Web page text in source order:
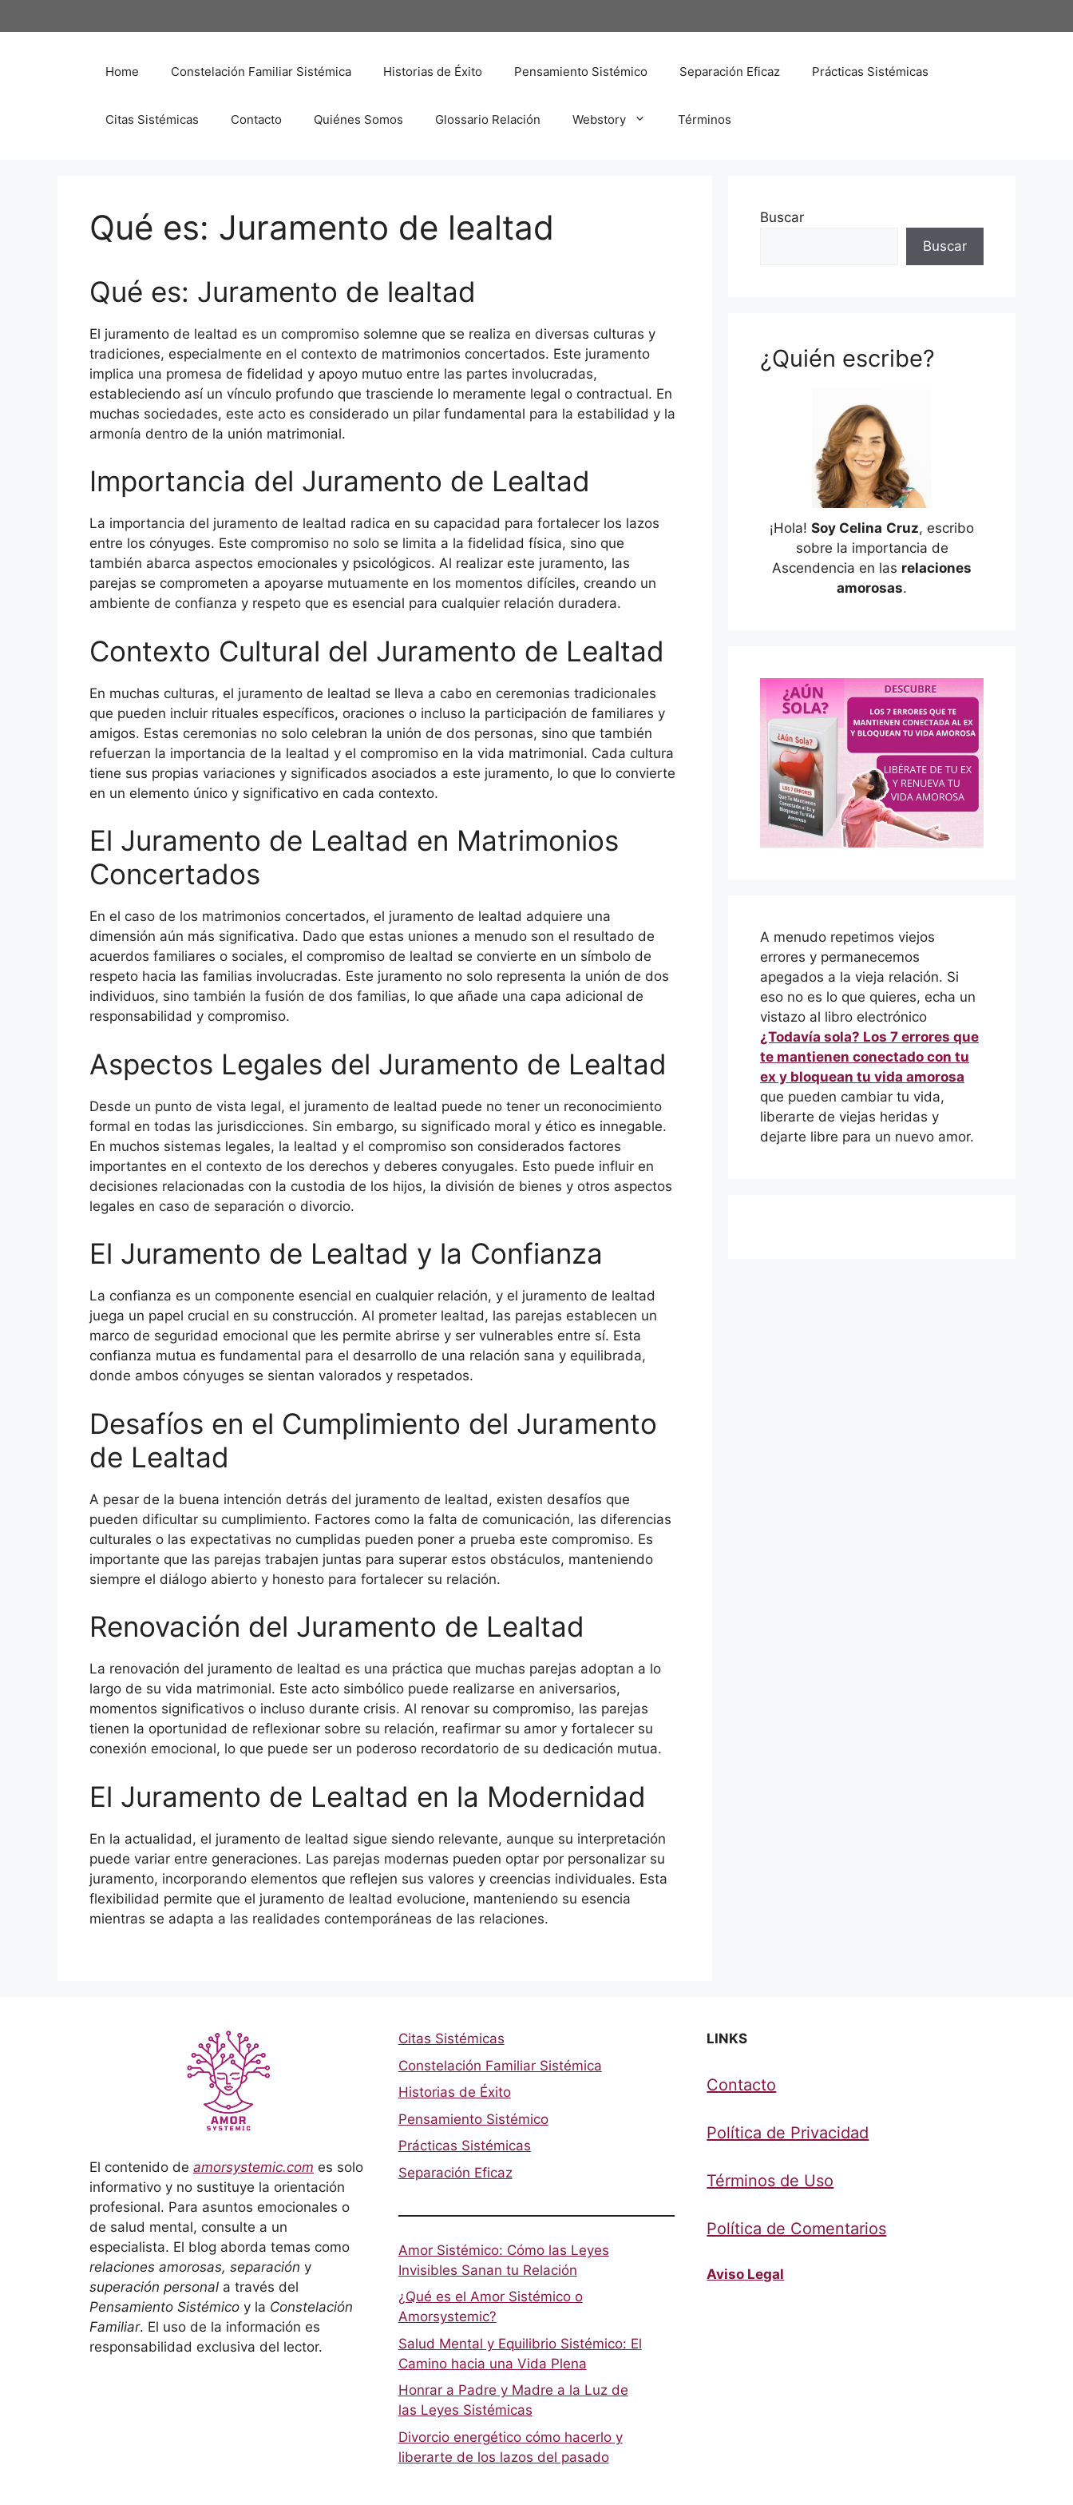
al
Home Constelación Familiar Sistémica Historias de Éxito Pensamiento Sistémico Separación Eficaz Prácticas Sistémicas
Citas Sistémicas Contacto Quiénes Somos Glossario Relación Webstory Términos
Qué es: Juramento de lealtad
Qué es: Juramento de lealtad
El juramento de lealtad es un compromiso solemne que se realiza en diversas culturas y
tradiciones, especialmente en el contexto de matrimonios concertados. Este juramento
implica una promesa de fidelidad y apoyo mutuo entre las partes involucradas,
estableciendo así un vínculo profundo que trasciende lo meramente legal o contractual. En
muchas sociedades, este acto es considerado un pilar fundamental para la estabilidad y la
armonía dentro de la unión matrimonial.
Importancia del Juramento de Lealtad
La importancia del juramento de lealtad radica en su capacidad para fortalecer los lazos
entre los cónyuges. Este compromiso no solo se limita a la fidelidad física, sino que
también abarca aspectos emocionales y psicológicos. Al realizar este juramento, las
parejas se comprometen a apoyarse mutuamente en los momentos difíciles, creando un
ambiente de confianza y respeto que es esencial para cualquier relación duradera.
Contexto Cultural del Juramento de Lealtad
En muchas culturas, el juramento de lealtad se lleva a cabo en ceremonias tradicionales
que pueden incluir rituales específicos, oraciones o incluso la participación de familiares y
amigos. Estas ceremonias no solo celebran la unión de dos personas, sino que también
refuerzan la importancia de la lealtad y el compromiso en la vida matrimonial. Cada cultura
tiene sus propias variaciones y significados asociados a este juramento, lo que lo convierte
en un elemento único y significativo en cada contexto.
El Juramento de Lealtad en Matrimonios
Concertados
En el caso de los matrimonios concertados, el juramento de lealtad adquiere una
dimensión aún más significativa. Dado que estas uniones a menudo son el resultado de
acuerdos familiares o sociales, el compromiso de lealtad se convierte en un símbolo de
respeto hacia las familias involucradas. Este juramento no solo representa la unión de dos
individuos, sino también la fusión de dos familias, lo que añade una capa adicional de
responsabilidad y compromiso.
Aspectos Legales del Juramento de Lealtad
Desde un punto de vista legal, el juramento de lealtad puede no tener un reconocimiento
formal en todas las jurisdicciones. Sin embargo, su significado moral y ético es innegable.
En muchos sistemas legales, la lealtad y el compromiso son considerados factores
importantes en el contexto de los derechos y deberes conyugales. Esto puede influir en
decisiones relacionadas con la custodia de los hijos, la división de bienes y otros aspectos
legales en caso de separación o divorcio.
El Juramento de Lealtad y la Confianza
La confianza es un componente esencial en cualquier relación, y el juramento de lealtad
juega un papel crucial en su construcción. Al prometer lealtad, las parejas establecen un
marco de seguridad emocional que les permite abrirse y ser vulnerables entre sí. Esta
confianza mutua es fundamental para el desarrollo de una relación sana y equilibrada,
donde ambos cónyuges se sientan valorados y respetados.
Desafíos en el Cumplimiento del Juramento
de Lealtad
A pesar de la buena intención detrás del juramento de lealtad, existen desafíos que
pueden dificultar su cumplimiento. Factores como la falta de comunicación, las diferencias
culturales o las expectativas no cumplidas pueden poner a prueba este compromiso. Es
importante que las parejas trabajen juntas para superar estos obstáculos, manteniendo
siempre el diálogo abierto y honesto para fortalecer su relación.
Renovación del Juramento de Lealtad
La renovación del juramento de lealtad es una práctica que muchas parejas adoptan a lo
largo de su vida matrimonial. Este acto simbólico puede realizarse en aniversarios,
momentos significativos o incluso durante crisis. Al renovar su compromiso, las parejas
tienen la oportunidad de reflexionar sobre su relación, reafirmar su amor y fortalecer su
conexión emocional, lo que puede ser un poderoso recordatorio de su dedicación mutua.
El Juramento de Lealtad en la Modernidad
En la actualidad, el juramento de lealtad sigue siendo relevante, aunque su interpretación
puede variar entre generaciones. Las parejas modernas pueden optar por personalizar su
juramento, incorporando elementos que reflejen sus valores y creencias individuales. Esta
flexibilidad permite que el juramento de lealtad evolucione, manteniendo su esencia
mientras se adapta a las realidades contemporáneas de las relaciones.
Buscar
Buscar
¿Quién escribe?
¡Hola! Soy Celina Cruz, escribo
sobre la importancia de
Ascendencia en las relaciones
amorosas.
A menudo repetimos viejos
errores y permanecemos
apegados a la vieja relación. Si
eso no es lo que quieres, echa un
vistazo al libro electrónico
¿Todavía sola? Los 7 errores que
te mantienen conectado con tu
ex y bloquean tu vida amorosa
que pueden cambiar tu vida,
liberarte de viejas heridas y
dejarte libre para un nuevo amor.
El contenido de amorsystemic.com es solo
informativo y no sustituye la orientación
profesional. Para asuntos emocionales o
de salud mental, consulte a un
especialista. El blog aborda temas como
relaciones amorosas, separación y
superación personal a través del
Pensamiento Sistémico y la Constelación
Familiar. El uso de la información es
responsabilidad exclusiva del lector.
Citas Sistémicas
Constelación Familiar Sistémica
Historias de Éxito
Pensamiento Sistémico
Prácticas Sistémicas
Separación Eficaz
Amor Sistémico: Cómo las Leyes
Invisibles Sanan tu Relación
¿Qué es el Amor Sistémico o
Amorsystemic?
Salud Mental y Equilibrio Sistémico: El
Camino hacia una Vida Plena
Honrar a Padre y Madre a la Luz de
las Leyes Sistémicas
Divorcio energético cómo hacerlo y
liberarte de los lazos del pasado
LINKS
Contacto
Política de Privacidad
Términos de Uso
Política de Comentarios
Aviso Legal